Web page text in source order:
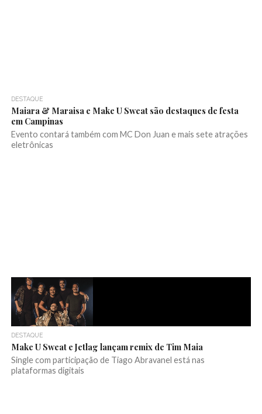
DESTAQUE
Maiara & Maraisa e Make U Sweat são destaques de festa
em Campinas
Evento contará também com MC Don Juan e mais sete atrações
eletrônicas
DESTAQUE
Make U Sweat e Jetlag lançam remix de Tim Maia
Single com participação de Tiago Abravanel está nas
plataformas digitais